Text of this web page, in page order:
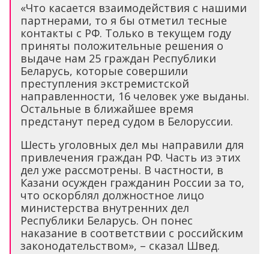
«Что касается взаимодействия с нашими
партнерами, то я бы отметил тесные
контакты с РФ. Только в текущем году
приняты положительные решения о
выдаче нам 25 граждан Республики
Беларусь, которые совершили
преступления экстремистской
направленности, 16 человек уже выданы.
Остальные в ближайшее время
предстанут перед судом в Белоруссии.
Шесть уголовных дел мы направили для
привлечения граждан РФ. Часть из этих
дел уже рассмотрены. В частности, в
Казани осужден гражданин России за то,
что оскорблял должностное лицо
министерства внутренних дел
Республики Беларусь. Он понес
наказание в соответствии с российским
законодательством», – сказал Швед.